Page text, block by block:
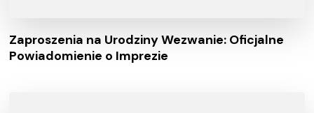
Zaproszenia na Urodziny Wezwanie: Oficjalne
Powiadomienie o Imprezie